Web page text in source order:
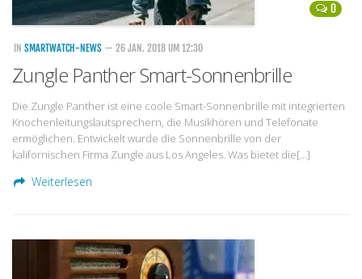
0
IN SMARTWATCH-NEWS — 26 JAN. 2018 UM 12:30
Zungle Panther Smart-Sonnenbrille
Die Zungle Panther ist eine coole Smart-Sonnenbrille mit integrierten
Knochenleitungslautsprechern, die Musikhören und Telefonate
ermöglichen. Entwickelt wurde die Sonnenbrille von der
kalifornischen Firma Zungle aus Los Angeles. Was bietet die[…]
Weiterlesen